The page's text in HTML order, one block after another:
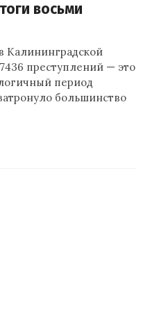
восьми
Калининградской
преступлений — это
период
большинство